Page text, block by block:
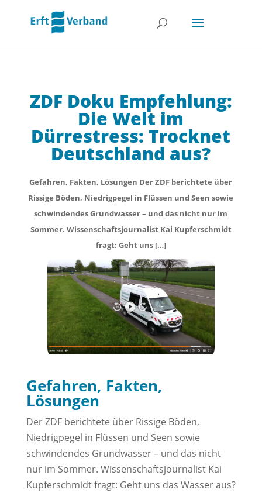
ZDF Doku Empfehlung:
Die Welt im
Dürrestress: Trocknet
Deutschland aus?
Gefahren, Fakten, Lösungen Der ZDF berichtete über
Rissige Böden, Niedrigpegel in Flüssen und Seen sowie
schwindendes Grundwasser – und das nicht nur im
Sommer. Wissenschaftsjournalist Kai Kupferschmidt
fragt: Geht uns […]
Gefahren, Fakten,
Lösungen
Der ZDF berichtete über Rissige Böden,
Niedrigpegel in Flüssen und Seen sowie
schwindendes Grundwasser – und das nicht
nur im Sommer. Wissenschaftsjournalist Kai
Kupferschmidt fragt: Geht uns das Wasser aus?